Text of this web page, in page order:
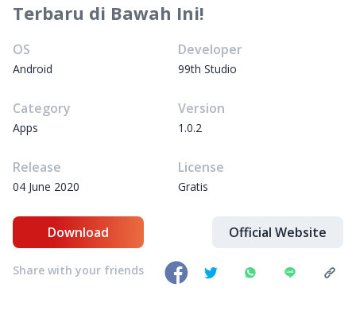
Terbaru di Bawah Ini!
OS
Android
Developer
99th Studio
Category
Apps
Version
1.0.2
Release
04 June 2020
License
Gratis
Download Official Website
Share with your friends